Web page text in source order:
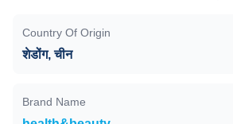
Country Of Origin
शेडोंग, चीन
Brand Name